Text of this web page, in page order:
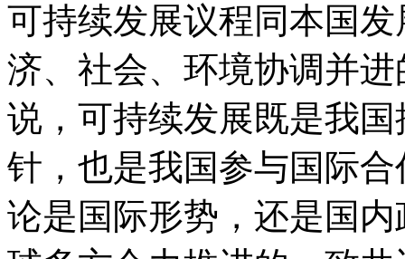
可持续发展议程同本国
济、社会、环境协调并
说，可持续发展既是我
针，也是我国参与国际
论是国际形势，还是国